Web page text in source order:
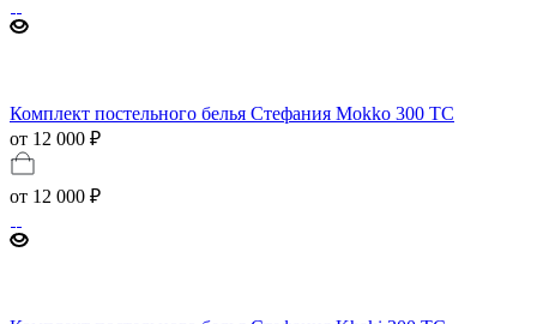
Комплект постельного белья Стефания Mokko 300 ТС
от 12 000 ₽
от 12 000 ₽